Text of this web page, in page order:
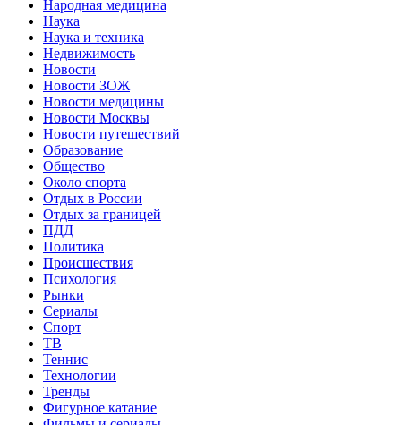
Народная медицина
Наука
Наука и техника
Недвижимость
Новости
Новости ЗОЖ
Новости медицины
Новости Москвы
Новости путешествий
Образование
Общество
Около спорта
Отдых в России
Отдых за границей
ПДД
Политика
Происшествия
Психология
Рынки
Сериалы
Спорт
ТВ
Теннис
Технологии
Тренды
Фигурное катание